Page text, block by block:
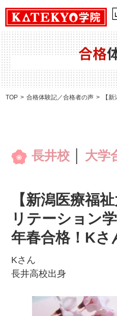
合格
TOP 合格体験記／合格者の声 【
長井校 大学
【新潟医療福
リテーション
年春合格！Kさ
Kさん
長井高校出身